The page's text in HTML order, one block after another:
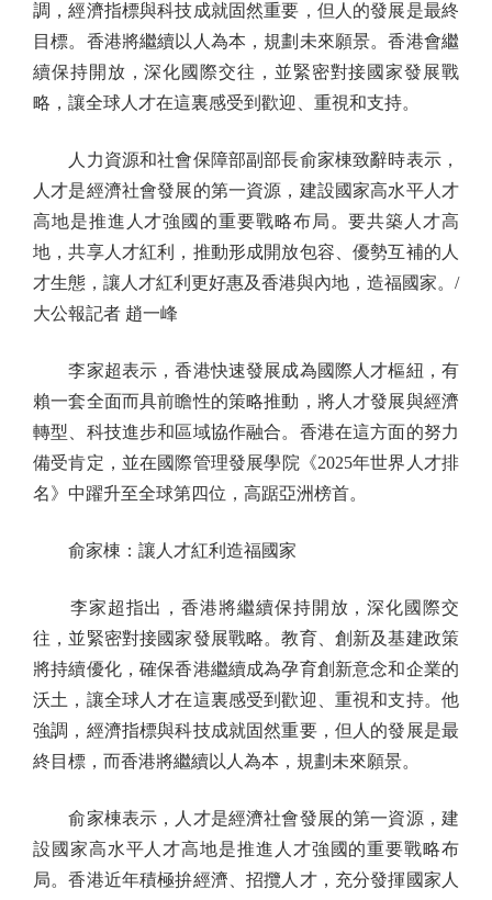
調，經濟指標與科技成就固然重要，但人的發展是最終
目標。香港將繼續以人為本，規劃未來願景。香港會繼
續保持開放，深化國際交往，並緊密對接國家發展戰
略，讓全球人才在這裏感受到歡迎、重視和支持。
人力資源和社會保障部副部長俞家棟致辭時表示，
人才是經濟社會發展的第一資源，建設國家高水平人才
高地是推進人才強國的重要戰略布局。要共築人才高
地，共享人才紅利，推動形成開放包容、優勢互補的人
才生態，讓人才紅利更好惠及香港與內地，造福國家。/
大公報記者 趙一峰
李家超表示，香港快速發展成為國際人才樞紐，有
賴一套全面而具前瞻性的策略推動，將人才發展與經濟
轉型、科技進步和區域協作融合。香港在這方面的努力
備受肯定，並在國際管理發展學院《2025年世界人才排
名》中躍升至全球第四位，高踞亞洲榜首。
俞家棟：讓人才紅利造福國家
李家超指出，香港將繼續保持開放，深化國際交
往，並緊密對接國家發展戰略。教育、創新及基建政策
將持續優化，確保香港繼續成為孕育創新意念和企業的
沃土，讓全球人才在這裏感受到歡迎、重視和支持。他
強調，經濟指標與科技成就固然重要，但人的發展是最
終目標，而香港將繼續以人為本，規劃未來願景。
俞家棟表示，人才是經濟社會發展的第一資源，建
設國家高水平人才高地是推進人才強國的重要戰略布
局。香港近年積極拚經濟、招攬人才，充分發揮國家人